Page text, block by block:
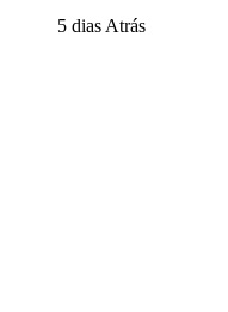
5 dias Atrás